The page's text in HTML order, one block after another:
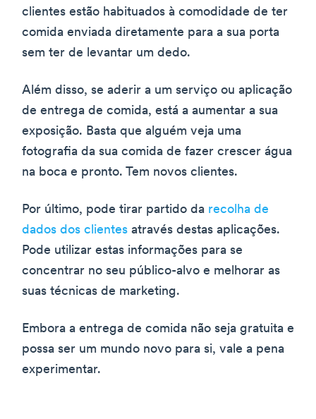
clientes estão habituados à comodidade de ter
comida enviada diretamente para a sua porta
sem ter de levantar um dedo.
Além disso, se aderir a um serviço ou aplicação
de entrega de comida, está a aumentar a sua
exposição. Basta que alguém veja uma
fotografia da sua comida de fazer crescer água
na boca e pronto. Tem novos clientes.
Por último, pode tirar partido da recolha de
dados dos clientes através destas aplicações.
Pode utilizar estas informações para se
concentrar no seu público-alvo e melhorar as
suas técnicas de marketing.
Embora a entrega de comida não seja gratuita e
possa ser um mundo novo para si, vale a pena
experimentar.